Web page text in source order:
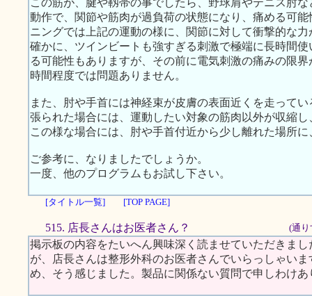
この筋が、腱や靱帯の事でしたら、野球肩やテニス肘
動作で、関節や筋肉が過負荷の状態になり、痛める可
ニングでは上記の運動の様に、関節に対して衝撃的な
確かに、ツインビートも強すぎる刺激で極端に長時間
る可能性もありますが、その前に電気刺激の痛みの限
時間程度では問題ありません。
また、肘や手首には神経束が皮膚の表面近くを走って
張られた場合には、運動したい対象の筋肉以外が収縮
この様な場合には、肘や手首付近から少し離れた場所
ご参考に、なりましたでしょうか。
一度、他のプログラムもお試し下さい。
[タイトル一覧] [TOP PAGE]
515. 店長さんはお医者さん？ (通り
掲示板の内容をたいへん興味深く読ませていただきま
が、店長さんは整形外科のお医者さんでいらっしゃい
め、そう感じました。製品に関係ない質問で申しわけあ